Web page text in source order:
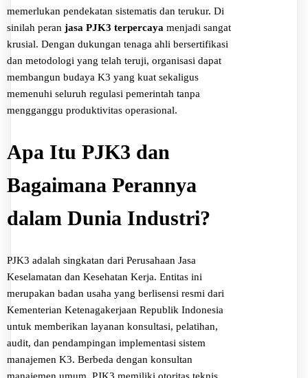
memerlukan pendekatan sistematis dan terukur. Di
sinilah peran jasa PJK3 terpercaya menjadi sangat
krusial. Dengan dukungan tenaga ahli bersertifikasi
dan metodologi yang telah teruji, organisasi dapat
membangun budaya K3 yang kuat sekaligus
memenuhi seluruh regulasi pemerintah tanpa
mengganggu produktivitas operasional.
Apa Itu PJK3 dan
Bagaimana Perannya
dalam Dunia Industri?
PJK3 adalah singkatan dari Perusahaan Jasa
Keselamatan dan Kesehatan Kerja. Entitas ini
merupakan badan usaha yang berlisensi resmi dari
Kementerian Ketenagakerjaan Republik Indonesia
untuk memberikan layanan konsultasi, pelatihan,
audit, dan pendampingan implementasi sistem
manajemen K3. Berbeda dengan konsultan
manajemen umum, PJK3 memiliki otoritas teknis